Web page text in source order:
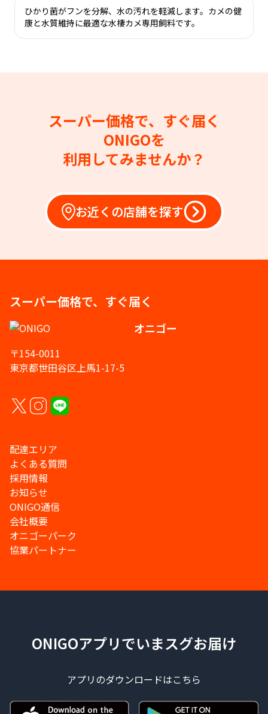
ひかり菌がフンを分解、水の汚れを軽減します。カメの健
康と水質維持に最適な水棲カメ専用飼料です。
スーパー価格で、すぐ届く
ONIGOを
利用してみませんか？
お近くの店舗を探す
スーパー価格で、すぐ届く
オニゴー
〒154-0011
東京都世田谷区上馬1-17-5
配達エリア
よくある質問
採用情報
お知らせ
ONIGO通信
会社概要
オニゴーパーク
協業パートナー
ONIGOアプリでいまスグお届け
アプリのダウンロードはこちら